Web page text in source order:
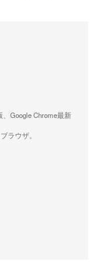
Google Chrome最新
ラウザ。